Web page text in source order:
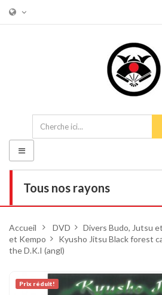
Tous nos rayons
DVD
Tenues
Basculer
la
navigation
Accueil > DVD > Divers Budo, Jutsu
et Kempo > Kyusho Jitsu Black forest
the D.K.I (angl)
Prix ​​réduit!